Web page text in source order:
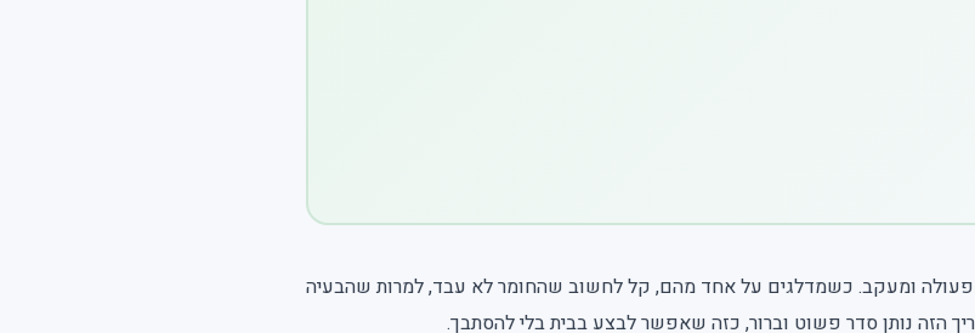
ומעקב. כשמדלגים על אחד מהם, קל לחשוב שהחומר לא עבד, למרות שהבעיה
הזה נותן סדר פשוט וברור, כזה שאפשר לבצע בבית בלי להסתבך.